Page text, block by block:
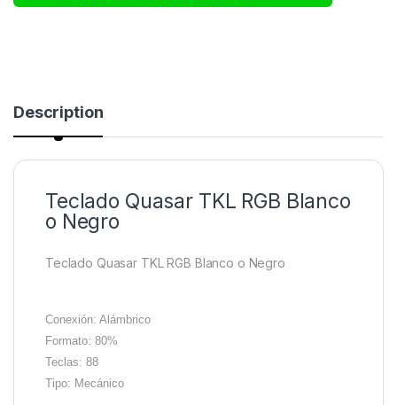
Description
Teclado Quasar TKL RGB Blanco
o Negro
Teclado Quasar TKL RGB Blanco o Negro
Conexión: Alámbrico
Formato: 80%
Teclas: 88
Tipo: Mecánico